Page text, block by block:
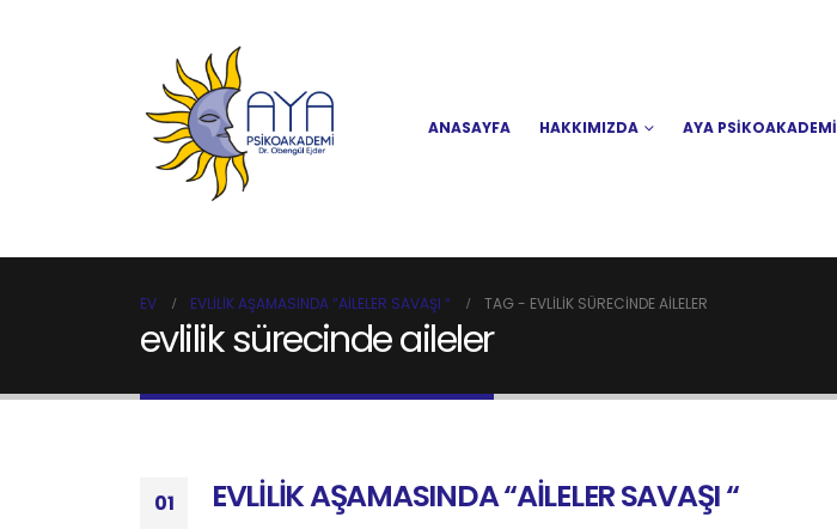
ANASAYFA HAKKIMIZDA AYA PSİKOAKADEMİ
EV EVLİLİK AŞAMASINDA “AİLELER SAVAŞI “ TAG - EVLILIK SÜRECINDE AILELER
evlilik sürecinde aileler
01 EVLİLİK AŞAMASINDA “AİLELER SAVAŞI “